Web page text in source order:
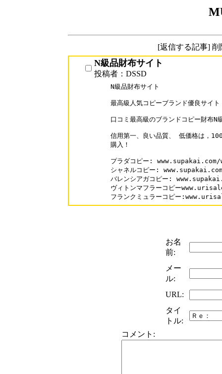
[返信する記事]
N級品財布サイト
投稿者：DSSD
N級品財布サイト
最高級人気コピーブランド優良サイ
口コミ最高級のブランドコピー財布N
信用第一、良い品質、 低価格は，
購入！
プラダコピー:
シャネルコピー:
バレンシアガコピー:
ヴィトンマフラーコピー
フランクミュラーコピー
お名
前:
メー
ル:
URL:
タイ
トル:
コメント: